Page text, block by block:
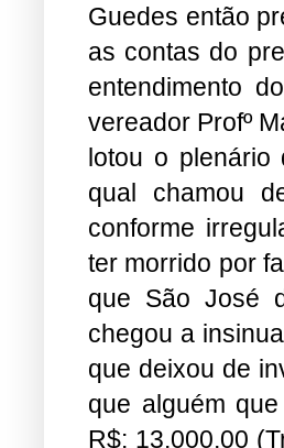
Guedes então
as contas do
entendimento
vereador Profº
lotou o plenário
qual chamou
conforme
ter morrido por
que São José
chegou a
que deixou de
que alguém
R$: 13.000,00